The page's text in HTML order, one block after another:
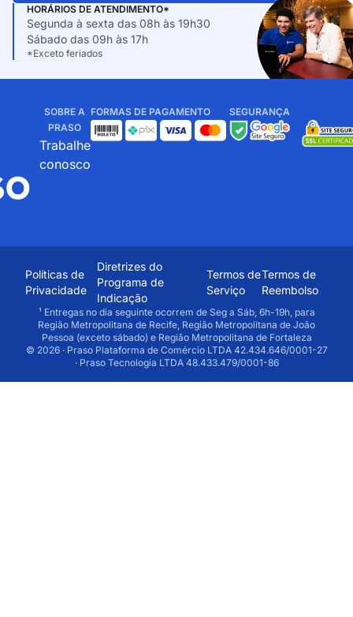
HORÁRIOS DE ATENDIMENTO*
Segunda à sexta das 08h às 19h30
Sábado das 09h às 17h
*Exceto feriados
SOBRE A
PRASO
Trabalhe
conosco
FORMAS DE PAGAMENTO SEGURANÇA
Políticas de
Privacidade
Diretrizes do
Programa de
Indicação
Termos de
Serviço
Termos de
Reembolso
¹ Entregas no dia seguinte ocorrem de Seg a Sáb, 6h-19h, para
Região Metropolitana de Recife, Região Metropolitana de João
Pessoa (exceto sábado) e Região Metropolitana de Fortaleza
© 2026 · Praso Plataforma de Comércio LTDA 42.434.646/0001-27
· Praso Tecnologia LTDA 48.433.479/0001-86